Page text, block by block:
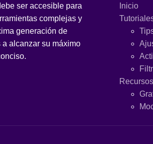
ser accesible para
complejas y
generación de
alcanzar su máximo
Inicio
Recursos